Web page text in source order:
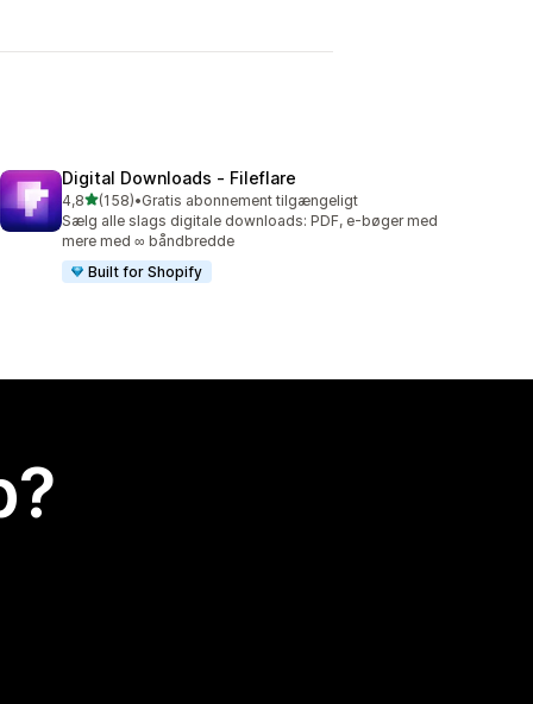
Digital Downloads ‑ Fileflare
4,8ud af 5 stjerner
(158)
158 anmeldelser i alt
•Gratis abonnement tilgængeligt
Sælg alle slags digitale downloads: PDF, e-bøger med
mere med ∞ båndbredde
Built for Shopify